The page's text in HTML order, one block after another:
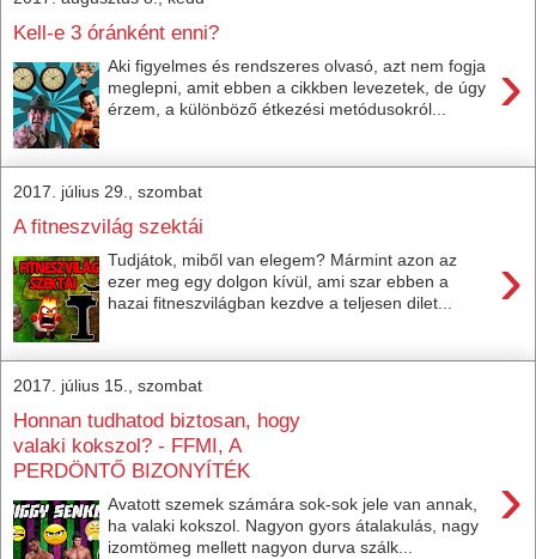
Kell-e 3 óránként enni?
›
Aki figyelmes és rendszeres olvasó, azt nem fogja
meglepni, amit ebben a cikkben levezetek, de úgy
érzem, a különböző étkezési metódusokról...
2017. július 29., szombat
A fitneszvilág szektái
›
Tudjátok, miből van elegem? Mármint azon az
ezer meg egy dolgon kívül, ami szar ebben a
hazai fitneszvilágban kezdve a teljesen dilet...
2017. július 15., szombat
Honnan tudhatod biztosan, hogy
valaki kokszol? - FFMI, A
PERDÖNTŐ BIZONYÍTÉK
›
Avatott szemek számára sok-sok jele van annak,
ha valaki kokszol. Nagyon gyors átalakulás, nagy
izomtömeg mellett nagyon durva szálk...